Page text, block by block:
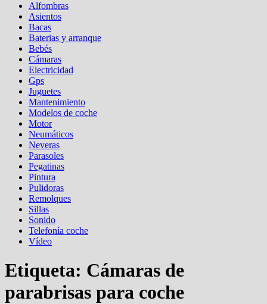
Alfombras
Asientos
Bacas
Baterias y arranque
Bebés
Cámaras
Electricidad
Gps
Juguetes
Mantenimiento
Modelos de coche
Motor
Neumáticos
Neveras
Parasoles
Pegatinas
Pintura
Pulidoras
Remolques
Sillas
Sonido
Telefonía coche
Vídeo
Etiqueta: Cámaras de
parabrisas para coche